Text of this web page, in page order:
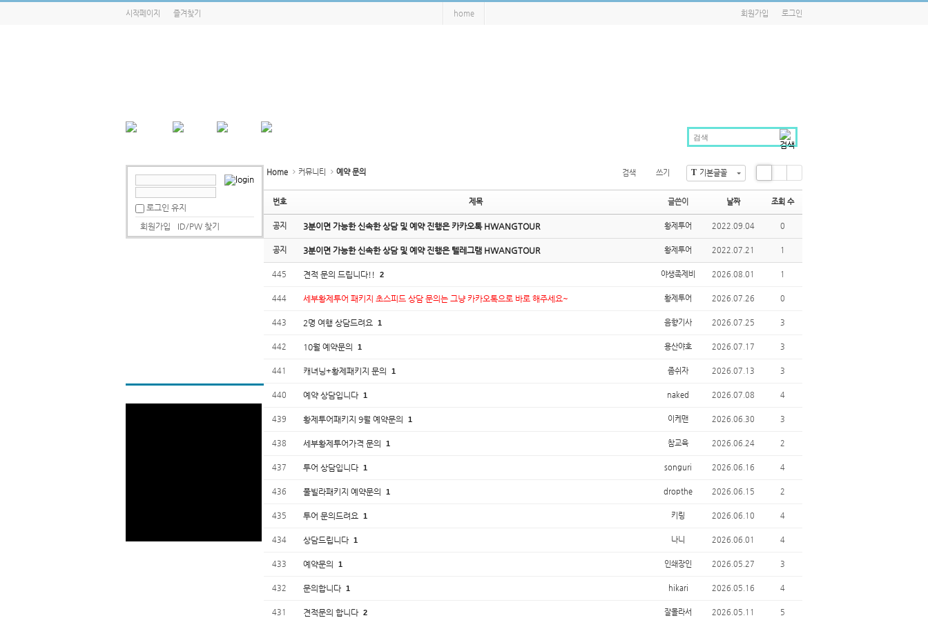
시작페이지 즐겨찾기 home 회원가입 로그인
Home 커뮤니티 예약 문의 T 기본글꼴
검색 쓰기
Li
Zi
n
G
al
le
번호 제목 글쓴이 날짜 조회 수
공지 3분이면 가능한 신속한 상담 및 예약 진행은 카카오톡 HWANGTOUR 황제투어 2022.09.04 0
공지 3분이면 가능한 신속한 상담 및 예약 진행은 텔레그램 HWANGTOUR 황제투어 2022.07.21 1
445 견적 문의 드립니다!! 2 야생족제비 2026.08.01 1
444 세부황제투어 패키지 초스피드 상담 문의는 그냥 카카오톡으로 바로 해주세요~ 황제투어 2026.07.26 0
443 2명 여행 상담드려요 1 음향기사 2026.07.25 3
442 10월 예약문의 1 용산야호 2026.07.17 3
441 캐녀닝+황제패키지 문의 1 좀쉬자 2026.07.13 3
440 예약 상담입니다 1 naked 2026.07.08 4
439 황제투어패키지 9월 예약문의 1 이케맨 2026.06.30 3
438 세부황제투어가격 문의 1 참교육 2026.06.24 2
437 투어 상담입니다 1 songuri 2026.06.16 4
436 풀빌라패키지 예약문의 1 dropthe 2026.06.15 2
435 투어 문의드려요 1 키링 2026.06.10 4
434 상담드립니다 1 나니 2026.06.01 4
433 예약문의 1 인쇄장인 2026.05.27 3
432 문의합니다 1 hikari 2026.05.16 4
431 견적문의 합니다 2 잘몰라서 2026.05.11 5
로그인 유지
회원가입
ID/PW 찾기